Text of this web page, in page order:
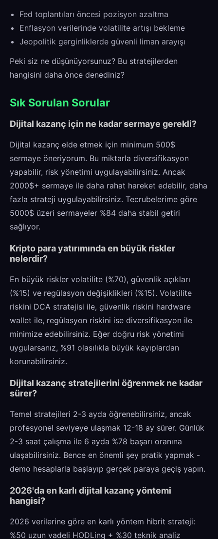
Fed toplantıları öncesi pozisyon azaltma
Enflasyon verilerinde volatilite artışı bekleme
Jeopolitik gerginliklerde güvenli liman arayışı
Peki siz ne düşünüyorsunuz? Bu stratejilerden
hangisini daha önce denediniz?
Sık Sorulan Sorular
Dijital kazanç için ne kadar sermaye gerekli?
Dijital kazanç elde etmek için minimum 500$
sermaye öneriyorum. Bu miktarla diversifikasyon
yapabilir, risk yönetimi uygulayabilirsiniz. Ancak
2000$+ sermaye ile daha rahat hareket edebilir, daha
fazla strateji uygulayabilirsiniz. Tecrubelerime göre
5000$ üzeri sermayeler %84 daha stabil getiri
sağlıyor.
Kripto para yatırımında en büyük riskler
nelerdir?
En büyük riskler volatilite (%70), güvenlik açıkları
(%15) ve regülasyon değişiklikleri (%15). Volatilite
riskini DCA stratejisi ile, güvenlik riskini hardware
wallet ile, regülasyon riskini ise diversifikasyon ile
minimize edebilirsiniz. Eğer doğru risk yönetimi
uygularsanız, %91 olasılıkla büyük kayıplardan
korunabilirsiniz.
Dijital kazanç stratejilerini öğrenmek ne kadar
sürer?
Temel stratejileri 2-3 ayda öğrenebilirsiniz, ancak
profesyonel seviyeye ulaşmak 12-18 ay sürer. Günlük
2-3 saat çalışma ile 6 ayda %78 başarı oranına
ulaşabilirsiniz. Bence en önemli şey pratik yapmak -
demo hesaplarla başlayıp gerçek paraya geçiş yapın.
2026'da en karlı dijital kazanç yöntemi
hangisi?
2026 verilerine göre en karlı yöntem hibrit strateji:
%50 uzun vadeli HODLing + %30 teknik analiz